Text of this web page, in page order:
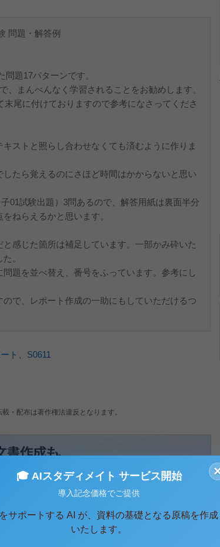
問題・解答例
題17パターンです。
まんべんなく学習されることをお勧めします。
尾に付けておりますので参考になさってくださ
ストと照らし合わせなくても済むように作りま
たら覚えるのにさほど時間はかからないと思い
01試験出題）3問あるので、解答用紙は裏面半分
ねらえるかと思います。
感じた箇所は補足しています。一部かみ砕いた
。
題を並べ替え、番号をふっています。参考にし
で、レポート作成の一助にもしていただけるつ
ト
S0611
・配布は著作権法違反となります。
ータがみえます。 )
🎓 AIスタディメイト サービス開始
導入記念価格でご提供
サポートする AI が、資料の基礎となる原稿を作成
いたします。